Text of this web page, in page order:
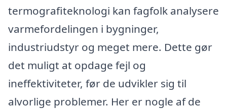
termografiteknologi kan fagfolk analysere
varmefordelingen i bygninger,
industriudstyr og meget mere. Dette gør
det muligt at opdage fejl og
ineffektiviteter, før de udvikler sig til
alvorlige problemer. Her er nogle af de